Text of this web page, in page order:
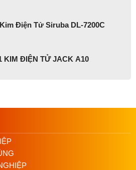
Điện Tử Siruba DL-7200C
KIM ĐIỆN TỬ JACK A10